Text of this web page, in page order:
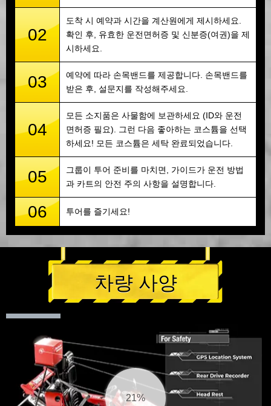
02
도착 시 예약과 시간을 계산원에게 제시하세요.
확인 후, 유효한 운전면허증 및 신분증(여권)을 제
시하세요.
03
예약에 따라 손목밴드를 제공합니다. 손목밴드를
받은 후, 설문지를 작성해주세요.
04
모든 소지품은 사물함에 보관하세요 (ID와 운전
면허증 필요). 그런 다음 좋아하는 코스튬을 선택
하세요! 모든 코스튬은 세탁 완료되었습니다.
05
그룹이 투어 준비를 마치면, 가이드가 운전 방법
과 카트의 안전 주의 사항을 설명합니다.
06 투어를 즐기세요!
차량 사양
21%